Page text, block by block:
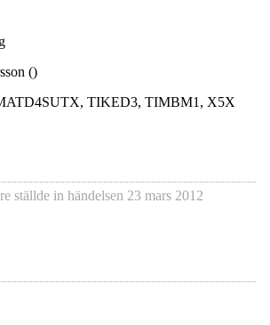
()
TIKED3, TIMBM1, X5X
ställde in händelsen 23 mars 2012